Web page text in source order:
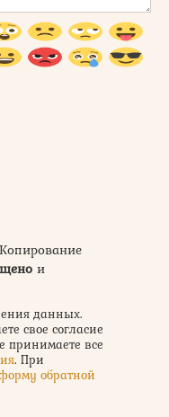
и
данных.
свое согласие
принимаете все
. При
обратной